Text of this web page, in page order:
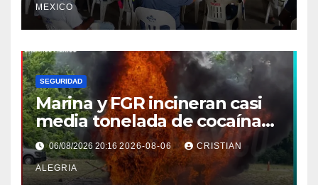
MEXICO
SEGURIDAD
Marina y FGR incineran casi
media tonelada de cocaína
asegurada frente a las costas
de Chiapas
06/08/2026 20:16 2026-08-06 CRISTIAN
ALEGRIA